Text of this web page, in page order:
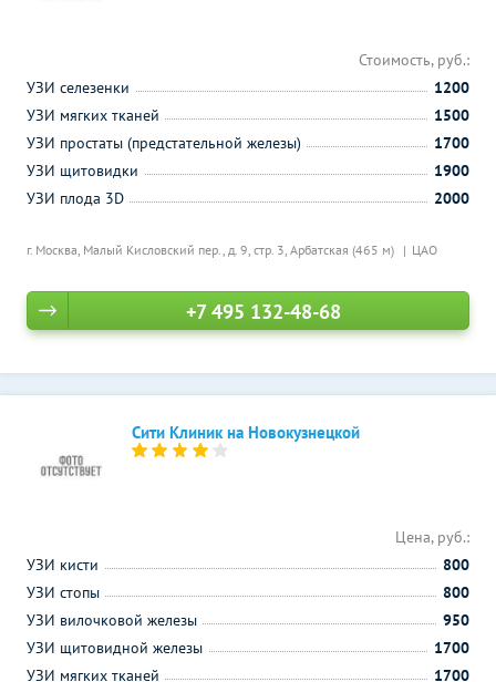
г. Москва, Малый Кисловский пер., д. 9, стр. 3, Арбатская (465 м) ЦАО
Стоимость, руб.:
УЗИ селезенки
1200
УЗИ мягких тканей
1500
УЗИ простаты (предстательной железы)
1700
УЗИ щитовидки
1900
УЗИ плода 3D
2000
+7 495 132-48-68
Сити Клиник на Новокузнецкой
Цена, руб.:
УЗИ кисти
800
УЗИ стопы
800
УЗИ вилочковой железы
950
УЗИ щитовидной железы
1700
УЗИ мягких тканей
1700